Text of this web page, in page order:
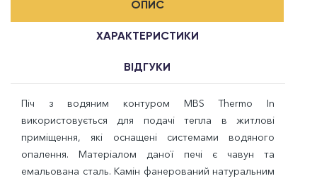
ОПИС
ХАРАКТЕРИСТИКИ
ВІДГУКИ
Піч з водяним контуром MBS Thermo In
використовується для подачі тепла в житлові
приміщення, які оснащені системами водяного
опалення. Матеріалом даної печі є чавун та
емальована сталь. Камін фанерований натуральним